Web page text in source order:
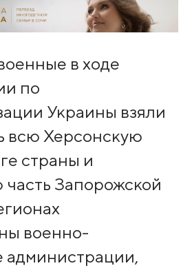
в ходе
по
Украины взяли
всю Херсонскую
страны и
часть Запорожской
военно-
администрации,